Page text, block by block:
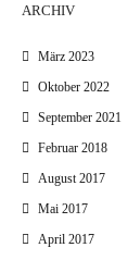
ARCHIV
März 2023
Oktober 2022
September 2021
Februar 2018
August 2017
Mai 2017
April 2017